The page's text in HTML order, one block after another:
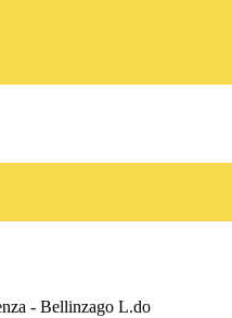
- Bellinzago L.do